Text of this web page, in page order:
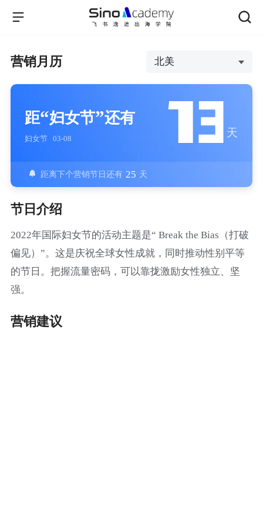
营销月历 北美
距 妇女节 还有
妇女节 03-08 天
距离下个营销节日还有 25 天
节日介绍
2022年国际妇女节的活动主题是“ Break the Bias（打破
偏见）”。这是庆祝全球女性成就，同时推动性别平等
的节日。把握流量密码，可以靠拢激励女性独立、坚
强。
营销建议